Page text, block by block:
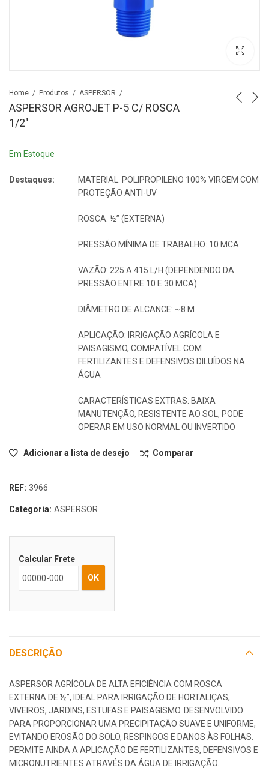
Home Produtos ASPERSOR
ASPERSOR AGROJET P-5 C/ ROSCA
1/2″
Em Estoque
Destaques:
MATERIAL: POLIPROPILENO 100% VIRGEM COM
PROTEÇÃO ANTI-UV
ROSCA: ½” (EXTERNA)
PRESSÃO MÍNIMA DE TRABALHO: 10 MCA
VAZÃO: 225 A 415 L/H (DEPENDENDO DA
PRESSÃO ENTRE 10 E 30 MCA)
DIÂMETRO DE ALCANCE: ~8 M
APLICAÇÃO: IRRIGAÇÃO AGRÍCOLA E
PAISAGISMO, COMPATÍVEL COM
FERTILIZANTES E DEFENSIVOS DILUÍDOS NA
ÁGUA
CARACTERÍSTICAS EXTRAS: BAIXA
MANUTENÇÃO, RESISTENTE AO SOL, PODE
OPERAR EM USO NORMAL OU INVERTIDO
Adicionar a lista de desejo Comparar
REF: 3966
Categoria: ASPERSOR
Calcular Frete
OK
DESCRIÇÃO
ASPERSOR AGRÍCOLA DE ALTA EFICIÊNCIA COM ROSCA
EXTERNA DE ½”, IDEAL PARA IRRIGAÇÃO DE HORTALIÇAS,
VIVEIROS, JARDINS, ESTUFAS E PAISAGISMO. DESENVOLVIDO
PARA PROPORCIONAR UMA PRECIPITAÇÃO SUAVE E UNIFORME,
EVITANDO EROSÃO DO SOLO, RESPINGOS E DANOS ÀS FOLHAS.
PERMITE AINDA A APLICAÇÃO DE FERTILIZANTES, DEFENSIVOS E
MICRONUTRIENTES ATRAVÉS DA ÁGUA DE IRRIGAÇÃO.